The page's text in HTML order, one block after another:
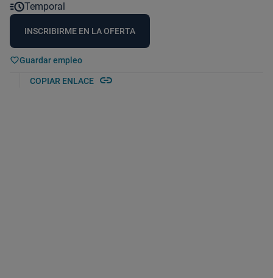
acuteTemporal
INSCRIBIRME EN LA OFERTA
Guardar empleo
COPIAR ENLACE link